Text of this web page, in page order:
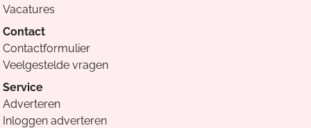
Vacatures
Contact
Contactformulier
Veelgestelde vragen
Service
Adverteren
Inloggen adverteren